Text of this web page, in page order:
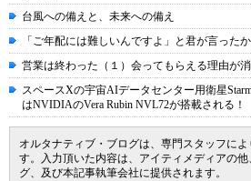
台風への備えと、未来への備え
「ご年配には難しいんですよ」と君が言った
営業は終わった（１）会ってもらえる理由が
スペースXの宇宙AIデータセンター用衛星
はNVIDIAのVera Rubin NVL72が搭載される！
オルタナティブ・ブログは、専門スタッフに
す。入力頂いた内容は、アイティメディアの
グ、及び本記事執筆会社に提供されます。